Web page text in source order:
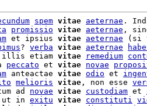
spem vitae aeternae .
promissio vitae aeternae ,
et ipsius vitae aeternae (si
? verba vitae aeternae
illis etiam vitae remedium
peccato et vitae novae
anteactae vitae odio et
melioris vitae , non esse
ad novae vitae custodiam et
ut in exitu vitae constituti